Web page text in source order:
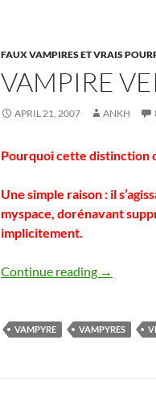
FAUX VAMPIRES ET VRAIS
VAMPIRE
APRIL 21, 2007 ANKH
Pourquoi cette distinction
Une simple raison : il
myspace, dorénavant
implicitement.
Continue reading Vampire
→
VAMPYRE VAMPYRES